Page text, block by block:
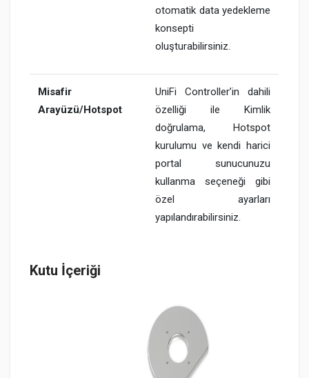
otomatik data yedekleme
konsepti
oluşturabilirsiniz.
Misafir
Arayüzü/Hotspot
UniFi Controller’in dahili
özelliği ile Kimlik
doğrulama, Hotspot
kurulumu ve kendi harici
portal sunucunuzu
kullanma seçeneği gibi
özel ayarları
yapılandırabilirsiniz.
Kutu İçeriği